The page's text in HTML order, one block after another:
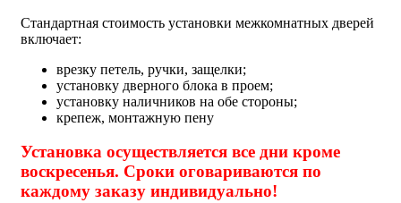
Стандартная стоимость установки межкомнатных дверей
включает:
врезку петель, ручки, защелки;
установку дверного блока в проем;
установку наличников на обе стороны;
крепеж, монтажную пену
Установка осуществляется все дни кроме
воскресенья. Сроки оговариваются по
каждому заказу индивидуально!